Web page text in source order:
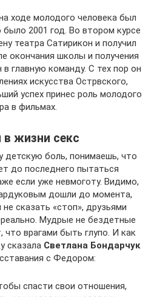
ходе молодого человека был
2001 год. Во втором курсе
театра Сатирикон и получил
окончания школы и получения
главную команду. С тех пор он
искусства Острвского,
успех принес роль молодого
в фильмах.
жизни секс
детскую боль, понимаешь, что
до последнего пытаться
если уже невмоготу. Видимо,
дошли до момента,
сказать «стоп», друзьями
Мудрые не бездетные
что врагами быть глупо. И как
сказала Светлана Бондарчук
с Федором:
спасти свои отношения,